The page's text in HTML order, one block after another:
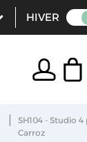
HIVER
|
SH104 - Studio
Carroz